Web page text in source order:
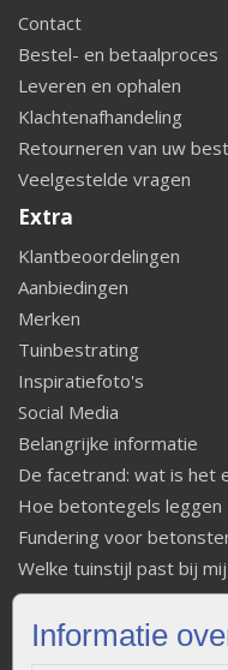
Informatie
Contact
Bestel- en betaalproces
Leveren en ophalen
Klachtenafhandeling
Retourneren van uw
Veelgestelde vragen
Extra
Klantbeoordelingen
Aanbiedingen
Merken
Tuinbestrating
Inspiratiefoto's
Social Media
Belangrijke informatie
De facetrand: wat is het
Hoe betontegels leggen
Fundering voor
Welke tuinstijl past bij mij
Strakke tuin inrichten
Legverbanden